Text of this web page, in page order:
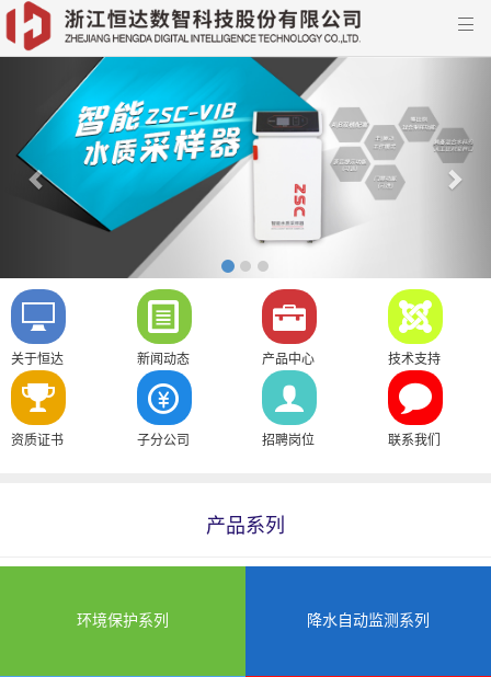

Previous
关于恒达 新闻动态 产品中心 技术支持
资质证书 子分公司 招聘岗位 联系我们
产品系列
环境保护系列 降水自动监测系列